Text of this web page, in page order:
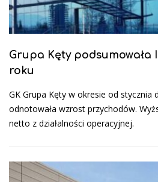
Grupa Kęty podsumowała
roku
GK Grupa Kęty w okresie od stycznia
odnotowała wzrost przychodów.
netto z działalności operacyjnej.